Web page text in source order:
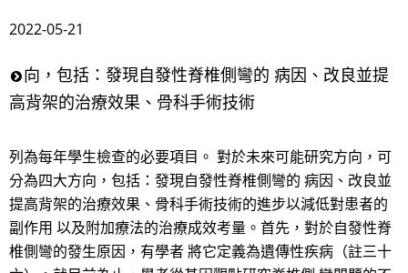
2022-05-21
向，包括：發現自發性脊椎側彎的 病因、改良並提
高背架的治療效果、骨科手術技術
列為每年學生檢查的必要項目。 對於未來可能研究方向，可
分為四大方向，包括：發現自發性脊椎側彎的 病因、改良並
提高背架的治療效果、骨科手術技術的進步以減低對患者的
副作用 以及附加療法的治療成效考量。首先，對於自發性脊
椎側彎的發生原因，有學者 將它定義為遺傳性疾病（註三十